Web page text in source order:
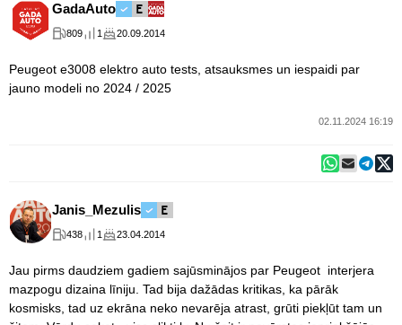
GadaAuto
809 1 20.09.2014
Peugeot e3008 elektro auto tests, atsauksmes un iespaidi par
jauno modeli no 2024 / 2025
02.11.2024 16:19
Janis_Mezulis
438 1 23.04.2014
Jau pirms daudziem gadiem sajūsminājos par Peugeot interjera
mazpogu dizaina līniju. Tad bija dažādas kritikas, ka pārāk
kosmisks, tad uz ekrāna neko nevarēja atrast, grūti piekļūt tam un